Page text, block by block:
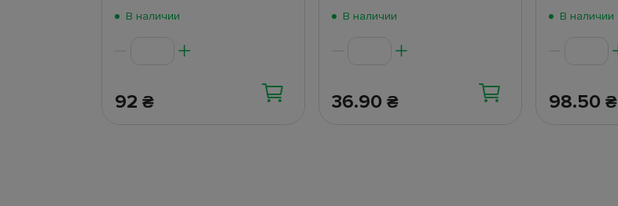
В наличии
92 ₴
В наличии
36.90 ₴
В наличии
98.50 ₴